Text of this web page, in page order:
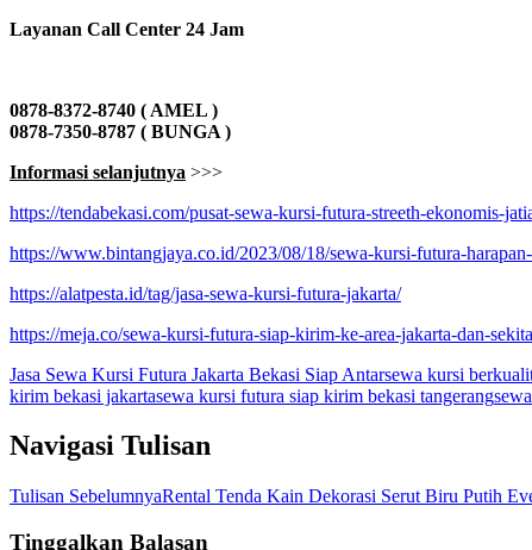
Layanan Call Center 24 Jam
0878-8372-8740 ( AMEL )
0878-7350-8787 ( BUNGA )
Informasi selanjutnya >>>
https://tendabekasi.com/pusat-sewa-kursi-futura-streeth-ekonomis-
https://www.bintangjaya.co.id/2023/08/18/sewa-kursi-futura-
https://alatpesta.id/tag/jasa-sewa-kursi-futura-jakarta/
https://meja.co/sewa-kursi-futura-siap-kirim-ke-area-jakarta-dan-
Jasa Sewa Kursi Futura Jakarta Bekasi Siap Antarsewa kursi
kirim bekasi jakartasewa kursi futura siap kirim bekasi tangerang
Navigasi Tulisan
Tulisan SebelumnyaRental Tenda Kain Dekorasi Serut Biru Putih
Tinggalkan Balasan